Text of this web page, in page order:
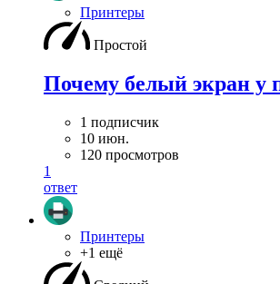
Принтеры
Простой
Почему белый экран у
1 подписчик
10 июн.
120 просмотров
1
ответ
Принтеры
+1 ещё